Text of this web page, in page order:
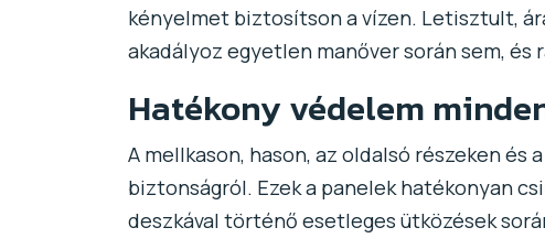
kényelmet biztosítson a vízen. Letisztult,
akadályoz egyetlen manőver során sem,
Hatékony védelem
A mellkason, hason, az oldalsó részeken
biztonságról. Ezek a panelek hatékonyan
deszkával történő esetleges ütközések